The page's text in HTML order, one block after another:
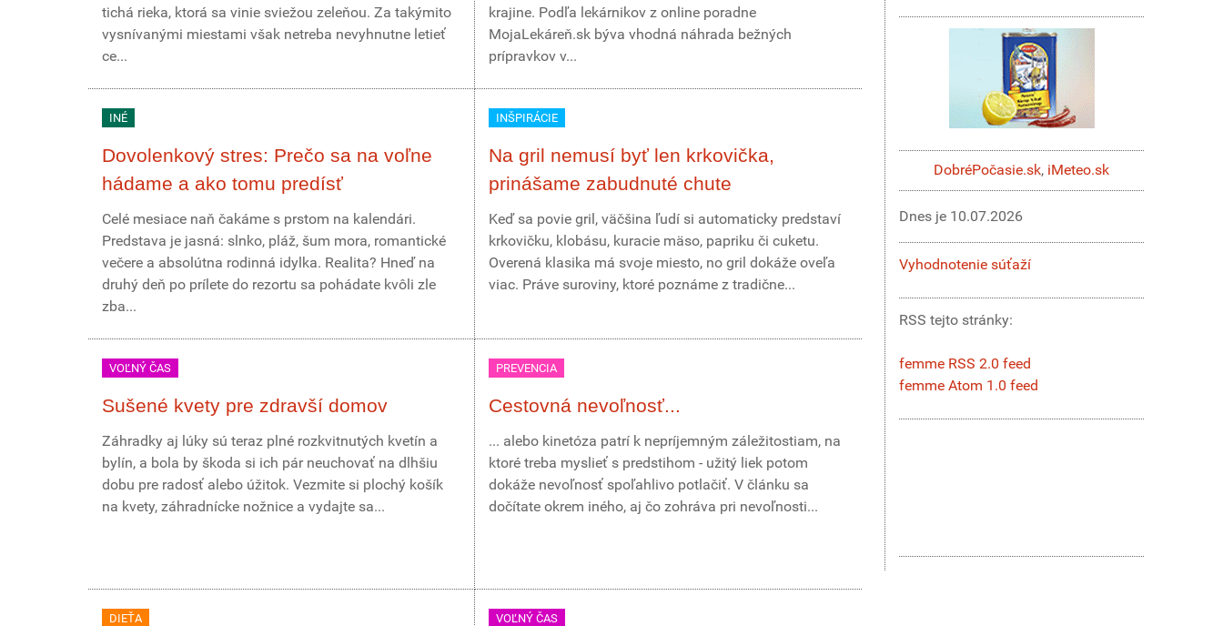
tichá rieka, ktorá sa vinie sviežou zeleňou. Za takýmito
vysnívanými miestami však netreba nevyhnutne letieť
ce...
krajine. Podľa lekárnikov z online poradne
MojaLekáreň.sk býva vhodná náhrada bežných
prípravkov v...
INÉ
Dovolenkový stres: Prečo sa na voľne
hádame a ako tomu predísť
Celé mesiace naň čakáme s prstom na kalendári.
Predstava je jasná: slnko, pláž, šum mora, romantické
večere a absolútna rodinná idylka. Realita? Hneď na
druhý deň po prílete do rezortu sa pohádate kvôli zle
zba...
INŠPIRÁCIE
Na gril nemusí byť len krkovička,
prinášame zabudnuté chute
Keď sa povie gril, väčšina ľudí si automaticky predstaví
krkovičku, klobásu, kuracie mäso, papriku či cuketu.
Overená klasika má svoje miesto, no gril dokáže oveľa
viac. Práve suroviny, ktoré poznáme z tradične...
VOĽNÝ ČAS
Sušené kvety pre zdravší domov
Záhradky aj lúky sú teraz plné rozkvitnutých kvetín a
bylín, a bola by škoda si ich pár neuchovať na dlhšiu
dobu pre radosť alebo úžitok. Vezmite si plochý košík
na kvety, záhradnícke nožnice a vydajte sa...
PREVENCIA
Cestovná nevoľnosť...
... alebo kinetóza patrí k nepríjemným záležitostiam, na
ktoré treba myslieť s predstihom - užitý liek potom
dokáže nevoľnosť spoľahlivo potlačiť. V článku sa
dočítate okrem iného, aj čo zohráva pri nevoľnosti...
DIEŤA VOĽNÝ ČAS
DobréPočasie.sk, iMeteo.sk
Dnes je 10.07.2026
Vyhodnotenie súťaží
RSS tejto stránky:
femme RSS 2.0 feed
femme Atom 1.0 feed